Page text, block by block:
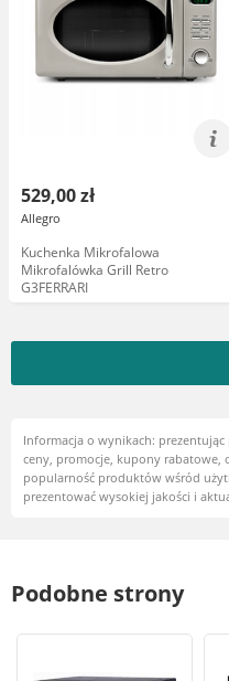
529,00 zł
Allegro
Kuchenka Mikrofalowa
Mikrofalówka Grill Retro
G3FERRARI
Informacja o wynikach:
ceny, promocje, kupony rabatowe,
popularność produktów wśród
prezentować wysokiej jakości i
Podobne strony